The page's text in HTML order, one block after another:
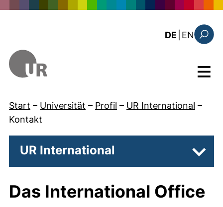
DE EN: this
Menü
Start – Universität – Profil – UR International –
Kontakt
UR International
Das International Office